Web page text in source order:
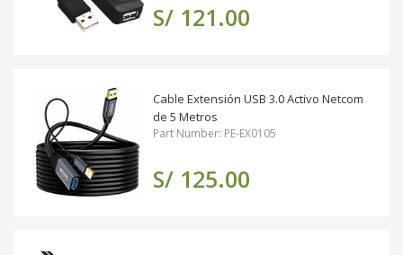
S/ 121.00
Cable Extensión USB 3.0 Activo Netcom
de 5 Metros
Part Number: PE-EX0105
S/ 125.00